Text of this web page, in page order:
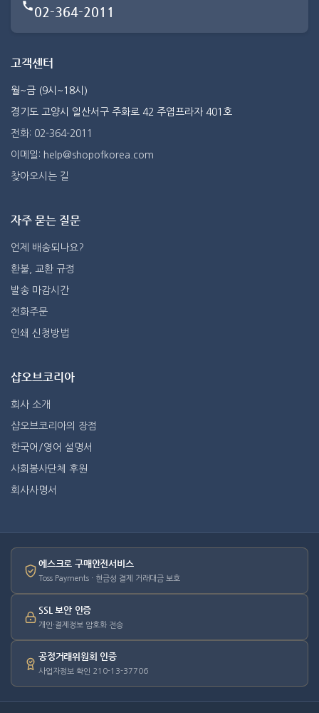
02-364-2011
고객센터
월~금 (9시~18시)
경기도 고양시 일산서구 주화로 42 주엽프라자 401호
전화: 02-364-2011
이메일: help@shopofkorea.com
찾아오시는 길
자주 묻는 질문
언제 배송되나요?
환불, 교환 규정
발송 마감시간
전화주문
인쇄 신청방법
샵오브코리아
회사 소개
샵오브코리아의 장점
한국어/영어 설명서
사회봉사단체 후원
회사사명서
에스크로 구매안전서비스
Toss Payments · 현금성 결제 거래대금 보호
SSL 보안 인증
개인·결제정보 암호화 전송
공정거래위원회 인증
사업자정보 확인 210-13-37706